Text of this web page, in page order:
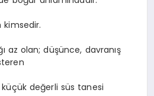
kimsedir.
az olan; düşünce, davranış
değerli süs tanesi